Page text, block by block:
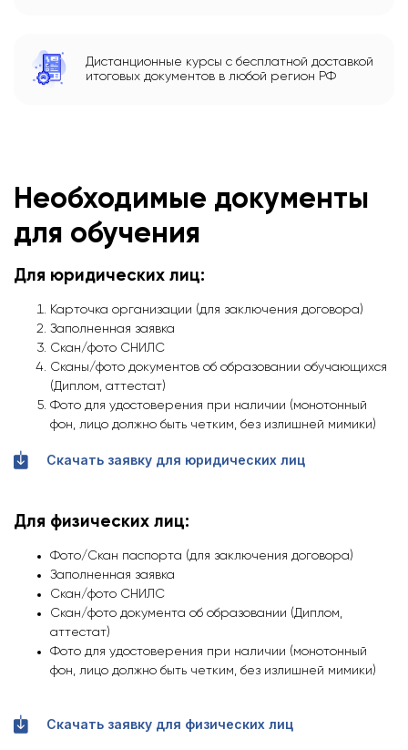
Дистанционные курсы с бесплатной доставкой
итоговых документов в любой регион РФ
Необходимые документы
для обучения
Для юридических лиц:
Карточка организации (для заключения договора)
Заполненная заявка
Скан/фото СНИЛС
Сканы/фото документов об образовании обучающихся
(Диплом, аттестат)
Фото для удостоверения при наличии (монотонный
фон, лицо должно быть четким, без излишней мимики)
Скачать заявку для юридических лиц
Для физических лиц:
Фото/Скан паспорта (для заключения договора)
Заполненная заявка
Скан/фото СНИЛС
Скан/фото документа об образовании (Диплом,
аттестат)
Фото для удостоверения при наличии (монотонный
фон, лицо должно быть четким, без излишней мимики)
Скачать заявку для физических лиц